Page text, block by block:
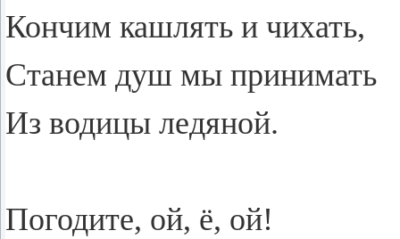
Кон­чим каш­лять и чи­хать,
Ста­нем душ мы при­ни­мать
Из во­ди­цы ле­дя­ной.
По­го­ди­те, ой, ё, ой!